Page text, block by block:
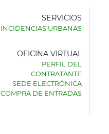
SERVICIOS
INCIDENCIAS URBANAS
OFICINA VIRTUAL
PERFIL DEL
CONTRATANTE
SEDE ELECTRÓNICA
COMPRA DE ENTRADAS